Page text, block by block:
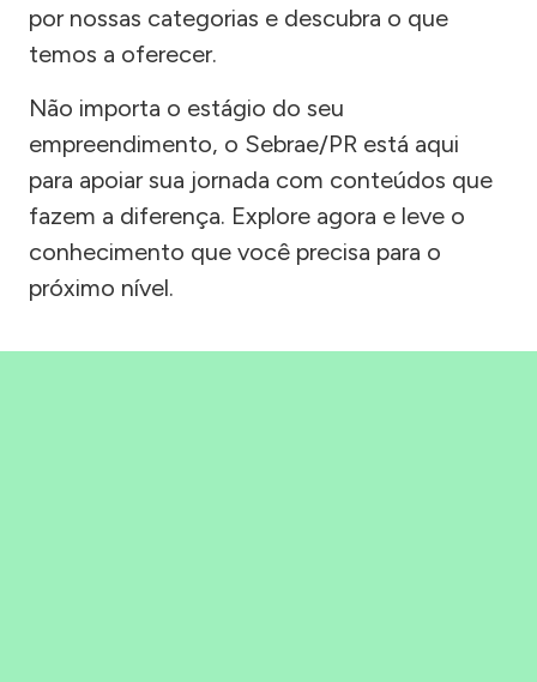
por nossas categorias e descubra o que
temos a oferecer.
Não importa o estágio do seu
empreendimento, o Sebrae/PR está aqui
para apoiar sua jornada com conteúdos que
fazem a diferença. Explore agora e leve o
conhecimento que você precisa para o
próximo nível.